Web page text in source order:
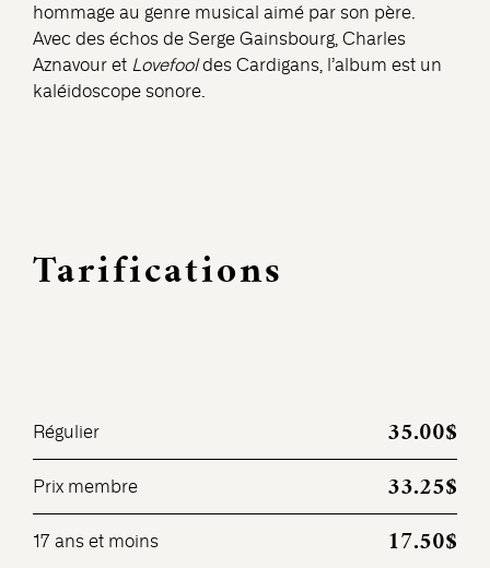
hommage au genre musical aimé par son père.
Avec des échos de Serge Gainsbourg, Charles
Aznavour et Lovefooldes Cardigans, l’album est un
kaléidoscope sonore.
Tarifications
Régulier 35.00$
Prix membre 33.25$
17 ans et moins 17.50$